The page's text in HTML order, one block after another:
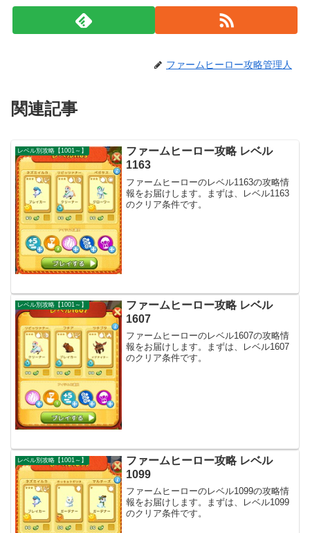
ファームヒーロー攻略管理人
関連記事
レベル別攻略【1001～】
ファームヒーロー攻略 レベル
1163
ファームヒーローのレベル1163の攻略情
報をお届けします。まずは、レベル1163
のクリア条件です。
レベル別攻略【1001～】
ファームヒーロー攻略 レベル
1607
ファームヒーローのレベル1607の攻略情
報をお届けします。まずは、レベル1607
のクリア条件です。
レベル別攻略【1001～】
ファームヒーロー攻略 レベル
1099
ファームヒーローのレベル1099の攻略情
報をお届けします。まずは、レベル1099
のクリア条件です。